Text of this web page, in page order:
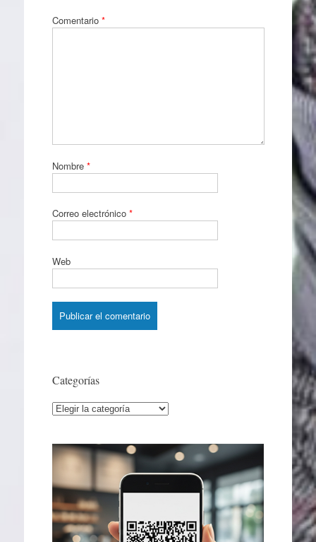
Comentario *
Nombre *
Correo electrónico *
Web
Categorías
Categorías